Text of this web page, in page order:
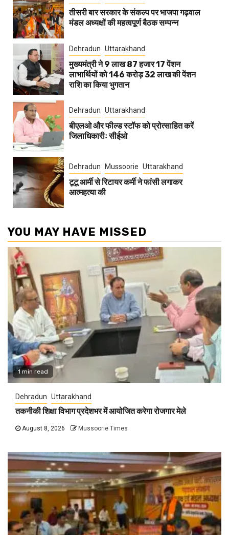
तीसरी बार सरकार के संकल्प पर भाजपा गढ़वाल
मंडल अध्यक्षों की महत्वपूर्ण बैठक सम्पन्न
Dehradun Uttarakhand
मुख्यमंत्री ने 9 लाख 87 हजार 17 पेंशन
लाभार्थियों को 146 करोड़ 32 लाख की पेंशन
राशि का किया भुगतान
Dehradun Uttarakhand
बीएलओ और फील्ड स्टॉफ को प्रोत्साहित करें
जिलाधिकारीः सीईओ
Dehradun Mussoorie Uttarakhand
टूटू आर्मी से रिटायर कर्मी ने फांसी लगाकर
आत्महत्या की
YOU MAY HAVE MISSED
1 min read
Dehradun Uttarakhand
तकनीकी शिक्षा विभाग प्रदेशभर में आयोजित करेगा रोजगार मेले
August 8, 2026 Mussoorie Times